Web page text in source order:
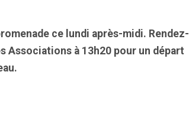
ce lundi après-midi. Rendez-
Associations à 13h20 pour un départ